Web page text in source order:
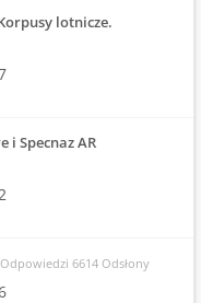
lotnicze.
i Specnaz AR
6614 Odsłony